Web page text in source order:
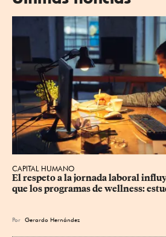
CAPITAL HUMANO
El respeto a la jornada laboral
que los programas de wellness:
Por Gerardo Hernández